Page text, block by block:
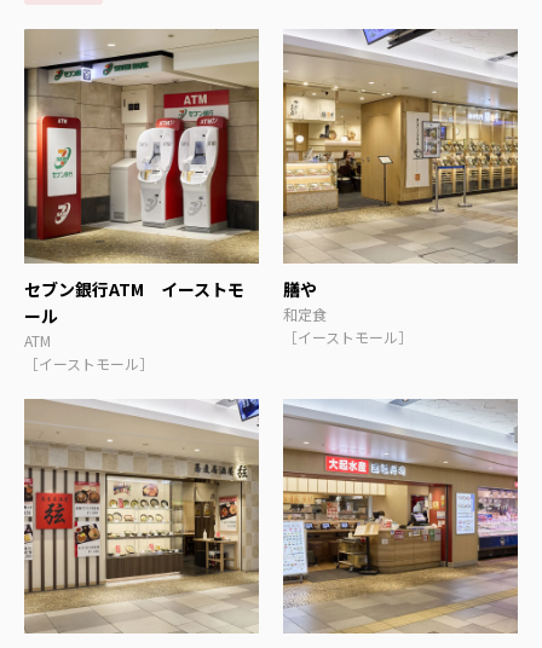
セブン銀行ATM イーストモ
ール
ATM
［イーストモール］
膳や
和定食
［イーストモール］